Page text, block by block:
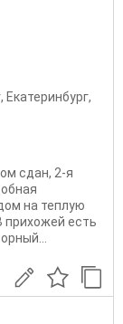
, Екатеринбург,
сдан, 2-я
на теплую
прихожей есть